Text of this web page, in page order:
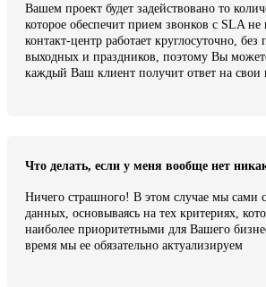
Вашем проект будет задействовано то
которое обеспечит прием звонков с SLA
контакт-центр работает круглосуточно, без
выходных и праздников, поэтому Вы
каждый Ваш клиент получит ответ на свои
Что делать, если у меня вообще нет
Ничего страшного! В этом случае мы сами
данных, основываясь на тех критериях,
наиболее приоритетными для Вашего
время мы ее обязательно актуализируем